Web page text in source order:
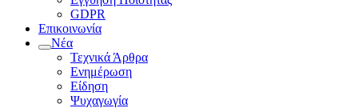
GDPR
Επικοινωνία
Νέα
Τεχνικά Άρθρα
Ενημέρωση
Είδηση
Ψυχαγωγία